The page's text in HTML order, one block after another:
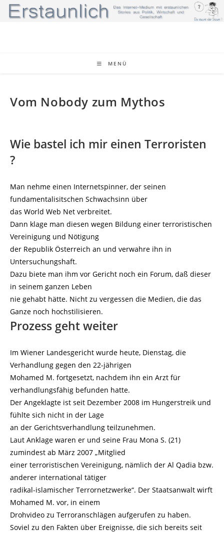
Zum
Inhalt
MENÜ
Vom Nobody zum Mythos
Wie bastel ich mir einen Terroristen
?
Man nehme einen Internetspinner, der seinen
fundamentalisitschen Schwachsinn über
das World Web Net verbreitet.
Dann klage man diesen wegen Bildung einer terroristischen
Vereinigung und Nötigung
der Republik Österreich an und verwahre ihn in
Untersuchungshaft.
Dazu biete man ihm vor Gericht noch ein Forum, daß dieser
in seinem ganzen Leben
nie gehabt hätte. Nicht zu vergessen die Medien, die das
Ganze noch hochstilisieren.
Prozess geht weiter
Im Wiener Landesgericht wurde heute, Dienstag, die
Verhandlung gegen den 22-jährigen
Mohamed M. fortgesetzt, nachdem ihn ein Arzt für
verhandlungsfähig befunden hatte.
Der Angeklagte ist seit Dezember 2008 im Hungerstreik und
fühlte sich nicht in der Lage
an der Gerichtsverhandlung teilzunehmen.
Laut Anklage waren er und seine Frau Mona S. (21)
zumindest ab März 2007 „Mitglied
einer terroristischen Vereinigung, nämlich der Al Qadia bzw.
anderer international tätiger
radikal-islamischer Terrornetzwerke“. Der Staatsanwalt wirft
Mohamed M. vor, in einem
Drohvideo zu Terroranschlägen aufgerufen zu haben.
Soviel zu den Fakten über Ereignisse, die sich bereits seit